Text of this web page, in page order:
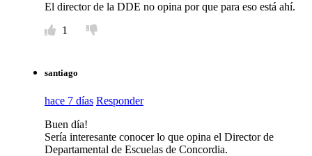
El director de la DDE no opina por que para eso está ahí.
1
santiago
hace 7 días Responder
Buen día!
Sería interesante conocer lo que opina el Director de
Departamental de Escuelas de Concordia.